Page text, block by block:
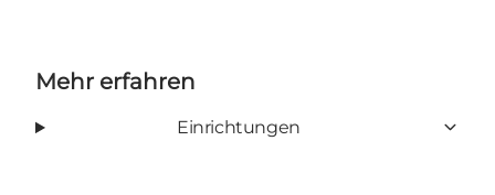
Mehr erfahren
Einrichtungen